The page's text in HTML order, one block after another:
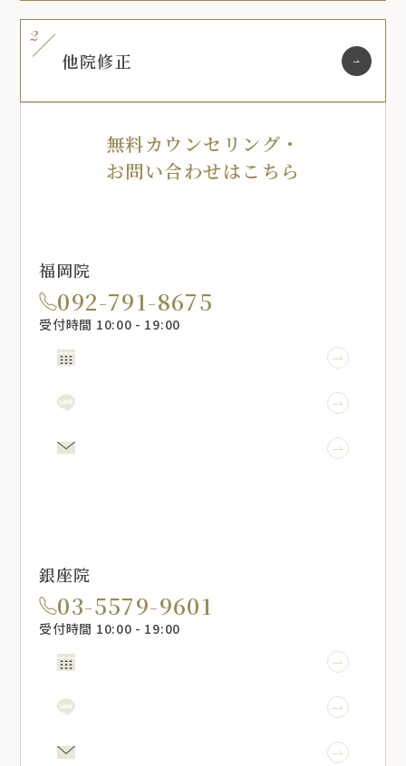
他院修正
無料カウンセリング・
お問い合わせはこちら
福岡院
092-791-8675
受付時間 10:00 - 19:00
銀座院
03-5579-9601
受付時間 10:00 - 19:00